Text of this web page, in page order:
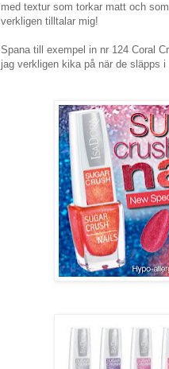
med textur som torkar matt och
verkligen tilltalar mig!
Spana till exempel in nr 124 Coral
jag verkligen kika på när de släpps